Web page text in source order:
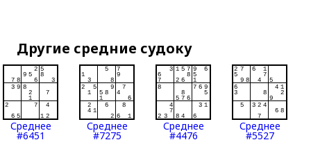
Другие средние судоку
Среднее
#6451
Среднее
#7275
Среднее
#4476
Среднее
#5527